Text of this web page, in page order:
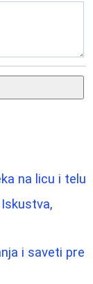
na licu i telu
i saveti pre